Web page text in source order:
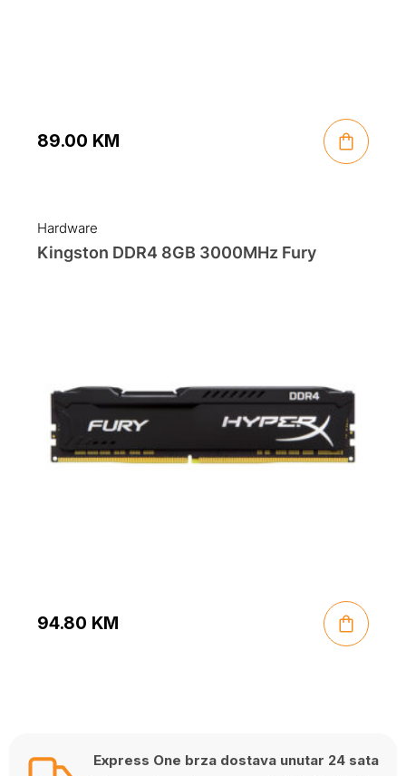
89.00 KM
Hardware
Kingston DDR4 8GB 3000MHz Fury
94.80 KM
Express One brza dostava unutar 24 sata